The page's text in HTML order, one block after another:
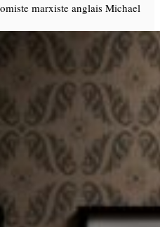
marxiste anglais Michael